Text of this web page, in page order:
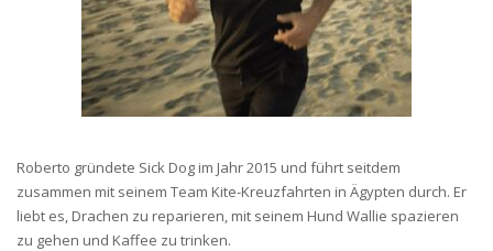
Roberto gründete Sick Dog im Jahr 2015 und führt seitdem
zusammen mit seinem Team Kite-Kreuzfahrten in Ägypten durch. Er
liebt es, Drachen zu reparieren, mit seinem Hund Wallie spazieren
zu gehen und Kaffee zu trinken.